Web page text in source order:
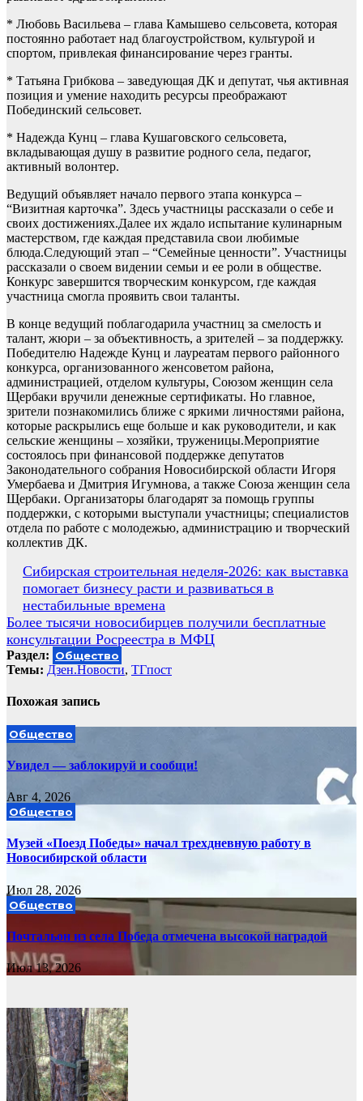
* Любовь Васильева – глава Камышево сельсовета, которая
постоянно работает над благоустройством, культурой и
спортом, привлекая финансирование через гранты.
* Татьяна Грибкова – заведующая ДК и депутат, чья активная
позиция и умение находить ресурсы преображают
Побединский сельсовет.
* Надежда Кунц – глава Кушаговского сельсовета,
вкладывающая душу в развитие родного села, педагог,
активный волонтер.
Ведущий объявляет начало первого этапа конкурса –
“Визитная карточка”. Здесь участницы рассказали о себе и
своих достижениях.Далее их ждало испытание кулинарным
мастерством, где каждая представила свои любимые
блюда.Следующий этап – “Семейные ценности”. Участницы
рассказали о своем видении семьи и ее роли в обществе.
Конкурс завершится творческим конкурсом, где каждая
участница смогла проявить свои таланты.
В конце ведущий поблагодарила участниц за смелость и
талант, жюри – за объективность, а зрителей – за поддержку.
Победителю Надежде Кунц и лауреатам первого районного
конкурса, организованного женсоветом района,
администрацией, отделом культуры, Союзом женщин села
Щербаки вручили денежные сертификаты. Но главное,
зрители познакомились ближе с яркими личностями района,
которые раскрылись еще больше и как руководители, и как
сельские женщины – хозяйки, труженицы.Мероприятие
состоялось при финансовой поддержке депутатов
Законодательного собрания Новосибирской области Игоря
Умербаева и Дмитрия Игумнова, а также Союза женщин села
Щербаки. Организаторы благодарят за помощь группы
поддержки, с которыми выступали участницы; специалистов
отдела по работе с молодежью, администрацию и творческий
коллектив ДК.
Навигация
по
записям
Сибирская строительная неделя-2026: как выставка
помогает бизнесу расти и развиваться в
нестабильные времена
Более тысячи новосибирцев получили бесплатные
консультации Росреестра в МФЦ
Раздел: Общество
Темы: Дзен.Новости, ТГпост
Похожая запись
Общество
Увидел — заблокируй и сообщи!
Авг 4, 2026
Общество
Музей «Поезд Победы» начал трехдневную работу в
Новосибирской области
Июл 28, 2026
Общество
Почтальон из села Победа отмечена высокой наградой
Июл 13, 2026